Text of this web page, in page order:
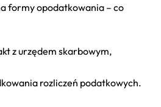
formy opodatkowania – co
z urzędem skarbowym,
rozliczeń podatkowych.